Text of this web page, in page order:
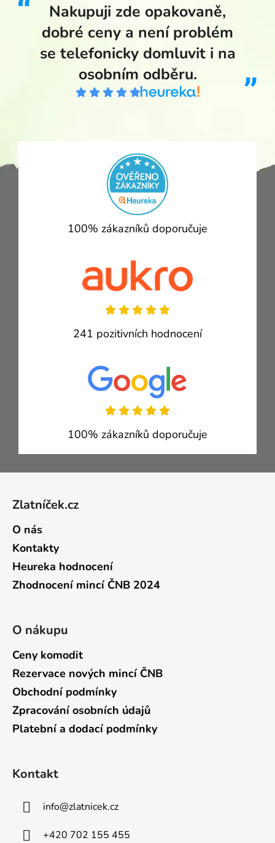
Nakupuji zde opakovaně,
dobré ceny a není problém
se telefonicky domluvit i na
osobním odběru.
100% zákazníků doporučuje
241 pozitivních hodnocení
100% zákazníků doporučuje
Zlatníček.cz
O nás
Kontakty
Heureka hodnocení
Zhodnocení mincí ČNB 2024
O nákupu
Ceny komodit
Rezervace nových mincí ČNB
Obchodní podmínky
Zpracování osobních údajů
Platební a dodací podmínky
Kontakt
info@zlatnicek.cz
+420 702 155 455